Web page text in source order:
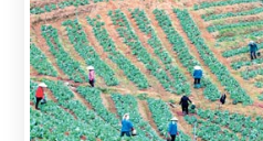
hưởng lợi từ chính sách mua
Chính phủ.